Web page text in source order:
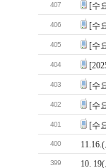
407 [수
406 [수
405 [수
404
403 [수
402 [수
401 [수
400
399 10.